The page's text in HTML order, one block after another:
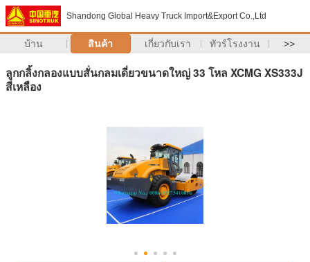
Shandong Global Heavy Truck Import&Export Co.,Ltd
บ้าน สินค้า เกี่ยวกับเรา ทัวร์โรงงาน >>
ลูกกลิ้งกลองแบบสั่นกลมเดี่ยวขนาดใหญ่ 33 โหล XCMG XS333J
สีเหลือง